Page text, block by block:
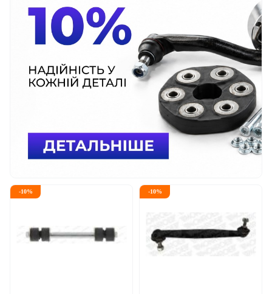
-10% -10%